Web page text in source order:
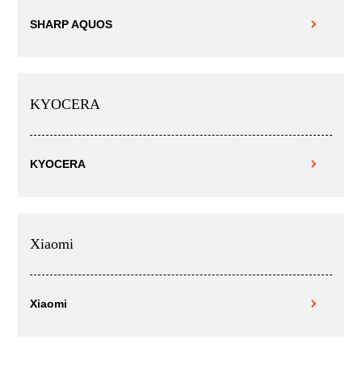
SHARP AQUOS
KYOCERA
KYOCERA
Xiaomi
Xiaomi